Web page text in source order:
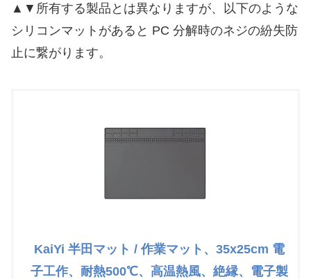
▲▼所有する製品とは異なりますが、以下のような
シリコンマットがあると PC 分解時のネジの紛失防
止に繋がります。
KaiYi 半田マット / 作業マット、35x25cm 電
子工作、耐熱500℃、高温熱風、絶縁、電子製